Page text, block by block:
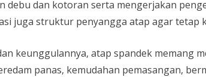
debu dan kotoran serta mengerjakan
juga struktur penyangga atap agar tetap
keunggulannya, atap spandek
panas, kemudahan pemasangan,